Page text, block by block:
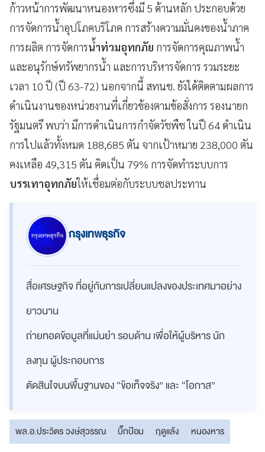
ก้าวหน้าการพัฒนาหนองหารซึ่งมี 5 ด้านหลัก ประกอบด้วย
การจัดการน้ำอุปโภคบริโภค การสร้างความมั่นคงของน้ำภาค
การผลิต การจัดการน้ำท่วมอุทกภัย การจัดการคุณภาพน้ำ
และอนุรักษ์ทรัพยากรน้ำ และการบริหารจัดการ รวมระยะ
เวลา 10 ปี (ปี 63-72) นอกจากนี้ สทนช. ยังได้ติดตามผลการ
ดำเนินงานของหน่วยงานที่เกี่ยวข้องตามข้อสั่งการ รองนายก
รัฐมนตรี พบว่า มีการดำเนินการกำจัดวัชพืช ในปี 64 ดำเนิน
การไปแล้วทั้งหมด 188,685 ตัน จากเป้าหมาย 238,000 ตัน
คงเหลือ 49,315 ตัน คิดเป็น 79% การจัดทำระบบการ
บรรเทาอุทกภัยให้เชื่อมต่อกับระบบชลประทาน
กรุงเทพธุรกิจ
สื่อเศรษฐกิจ ที่อยู่กับการเปลี่ยนแปลงของประเทศมาอย่าง
ยาวนาน
ถ่ายทอดข้อมูลที่แม่นยำ รอบด้าน เพื่อให้ผู้บริหาร นัก
ลงทุน ผู้ประกอบการ
ตัดสินใจบนพื้นฐานของ “ข้อเท็จจริง” และ “โอกาส”
พล.อ.ประวิตร วงษ์สุวรรณ บิ๊กป้อม ฤดูแล้ง หนองหาร